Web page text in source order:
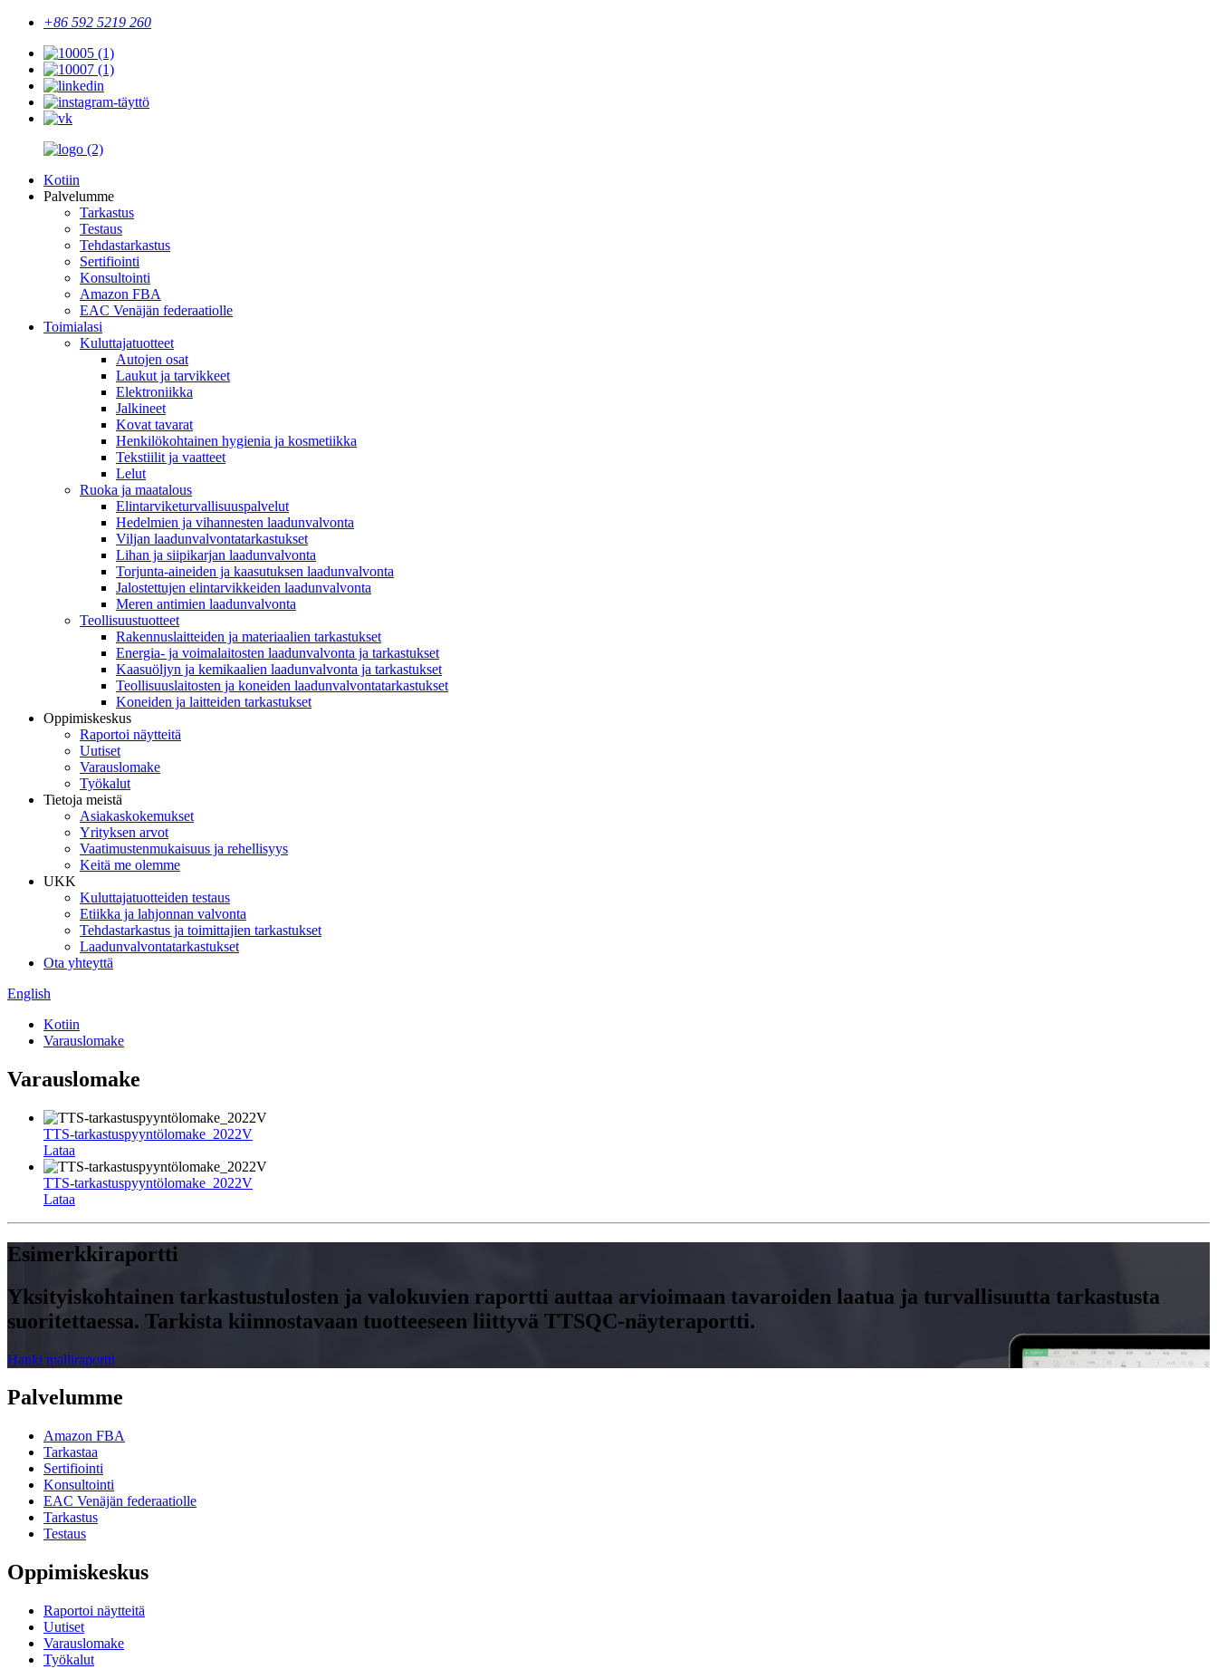
+86 592 5219 260
Kotiin
Palvelumme
Tarkastus
Testaus
Tehdastarkastus
Sertifiointi
Konsultointi
Amazon FBA
EAC Venäjän federaatiolle
Toimialasi
Kuluttajatuotteet
Autojen osat
Laukut ja tarvikkeet
Elektroniikka
Jalkineet
Kovat tavarat
Henkilökohtainen hygienia ja kosmetiikka
Tekstiilit ja vaatteet
Lelut
Ruoka ja maatalous
Elintarviketurvallisuuspalvelut
Hedelmien ja vihannesten laadunvalvonta
Viljan laadunvalvontatarkastukset
Lihan ja siipikarjan laadunvalvonta
Torjunta-aineiden ja kaasutuksen laadunvalvonta
Jalostettujen elintarvikkeiden laadunvalvonta
Meren antimien laadunvalvonta
Teollisuustuotteet
Rakennuslaitteiden ja materiaalien tarkastukset
Energia- ja voimalaitosten laadunvalvonta ja tarkastukset
Kaasuöljyn ja kemikaalien laadunvalvonta ja tarkastukset
Teollisuuslaitosten ja koneiden laadunvalvontatarkastukset
Koneiden ja laitteiden tarkastukset
Oppimiskeskus
Raportoi näytteitä
Uutiset
Varauslomake
Työkalut
Tietoja meistä
Asiakaskokemukset
Yrityksen arvot
Vaatimustenmukaisuus ja rehellisyys
Keitä me olemme
UKK
Kuluttajatuotteiden testaus
Etiikka ja lahjonnan valvonta
Tehdastarkastus ja toimittajien tarkastukset
Laadunvalvontatarkastukset
Ota yhteyttä
English
Kotiin
Varauslomake
Varauslomake
TTS-tarkastuspyyntölomake_2022V
Lataa
TTS-tarkastuspyyntölomake_2022V
Lataa
Esimerkkiraportti
Yksityiskohtainen tarkastustulosten ja valokuvien raportti auttaa arvioimaan tavaroiden laatua ja turvallisuutta tarkastusta
suoritettaessa. Tarkista kiinnostavaan tuotteeseen liittyvä TTSQC-näyteraportti.
Hanki malliraportti
Palvelumme
Amazon FBA
Tarkastaa
Sertifiointi
Konsultointi
EAC Venäjän federaatiolle
Tarkastus
Testaus
Oppimiskeskus
Raportoi näytteitä
Uutiset
Varauslomake
Työkalut